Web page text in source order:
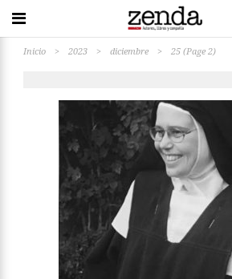
Inicio > 2023 > diciembre > 25 (Page 2)